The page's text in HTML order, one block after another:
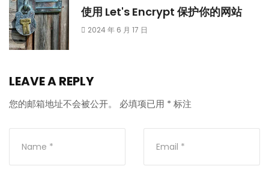
使用 Let's Encrypt 保护你的网站
2024 年 6 月 17 日
LEAVE A REPLY
您的邮箱地址不会被公开。 必填项已用 * 标注